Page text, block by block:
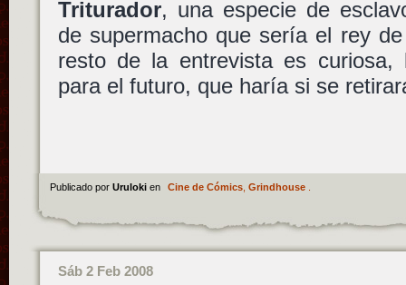
Triturador, una especie de
de supermacho que sería el rey
resto de la entrevista es curiosa,
para el futuro, que haría si se
Publicado por Uruloki en Cine de Cómics, Grindhouse.
Sáb 2 Feb 2008